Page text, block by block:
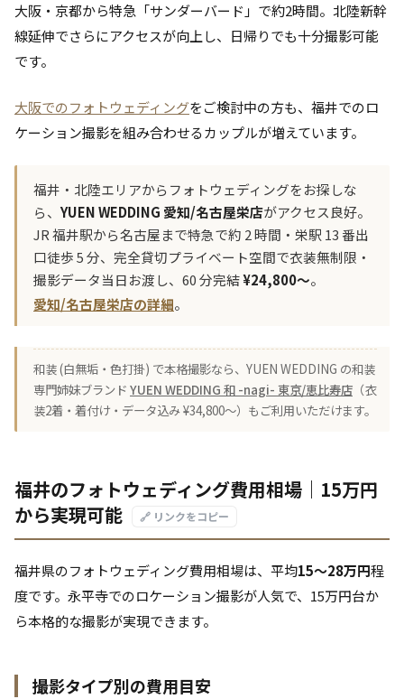
大阪・京都から特急「サンダーバード」で約2時間。北陸新幹
線延伸でさらにアクセスが向上し、日帰りでも十分撮影可能
です。
大阪でのフォトウェディングをご検討中の方も、福井でのロ
ケーション撮影を組み合わせるカップルが増えています。
福井・北陸エリアからフォトウェディングをお探しな
ら、 YUEN WEDDING 愛知/名古屋栄店がアクセス良好。
JR 福井駅から名古屋まで特急で約 2 時間・栄駅 13 番出
口徒歩 5 分、完全貸切プライベート空間で衣装無制限・
撮影データ当日お渡し、60 分完結¥24,800〜。
愛知/名古屋栄店の詳細。
和装 (白無垢・色打掛) で本格撮影なら、YUEN WEDDING の和装
専門姉妹ブランド YUEN WEDDING 和 -nagi- 東京/恵比寿店 （衣
装2着・着付け・データ込み ¥34,800〜）もご利用いただけます。
福井のフォトウェディング費用相場｜15万円
から実現可能
🔗 リンクをコピー
福井県のフォトウェディング費用相場は、平均15〜28万円程
度です。永平寺でのロケーション撮影が人気で、15万円台か
ら本格的な撮影が実現できます。
撮影タイプ別の費用目安